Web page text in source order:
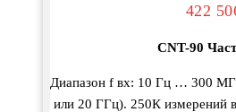
422
CNT-90
Диапазон f вх: 10 Гц … 300
или 20 ГГц). 250К измерений